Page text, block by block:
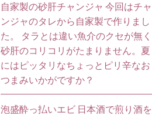
自家製の砂肝チャンジャ 今回はチャ
ンジャのタレから自家製で作りまし
た。 タラとは違い魚介のクセが無く
砂肝のコリコリがたまりません。夏
にはピッタリなちょっとピリ辛なお
つまみいかがですか？
泡盛酔っ払いエビ 日本酒で煎り酒を